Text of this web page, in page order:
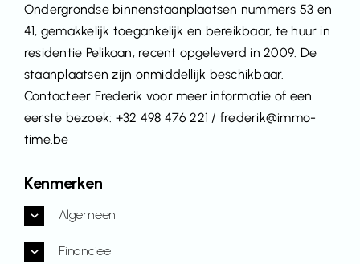
Ondergrondse binnenstaanplaatsen nummers 53 en
41, gemakkelijk toegankelijk en bereikbaar, te huur in
residentie Pelikaan, recent opgeleverd in 2009. De
staanplaatsen zijn onmiddellijk beschikbaar.
Contacteer Frederik voor meer informatie of een
eerste bezoek: +32 498 476 221 / frederik@immo-
time.be
Kenmerken
Algemeen
Financieel